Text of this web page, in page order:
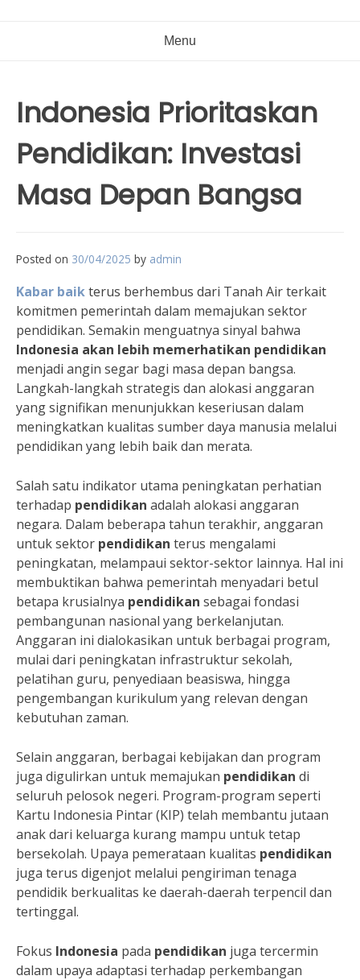
Menu
Indonesia Prioritaskan
Pendidikan: Investasi
Masa Depan Bangsa
Posted on 30/04/2025 by admin
Kabar baikterus berhembus dari Tanah Air terkait
komitmen pemerintah dalam memajukan sektor
pendidikan. Semakin menguatnya sinyal bahwa
Indonesia akan lebih memerhatikan pendidikan
menjadi angin segar bagi masa depan bangsa.
Langkah-langkah strategis dan alokasi anggaran
yang signifikan menunjukkan keseriusan dalam
meningkatkan kualitas sumber daya manusia melalui
pendidikan yang lebih baik dan merata.
Salah satu indikator utama peningkatan perhatian
terhadap pendidikan adalah alokasi anggaran
negara. Dalam beberapa tahun terakhir, anggaran
untuk sektor pendidikan terus mengalami
peningkatan, melampaui sektor-sektor lainnya. Hal ini
membuktikan bahwa pemerintah menyadari betul
betapa krusialnya pendidikan sebagai fondasi
pembangunan nasional yang berkelanjutan.
Anggaran ini dialokasikan untuk berbagai program,
mulai dari peningkatan infrastruktur sekolah,
pelatihan guru, penyediaan beasiswa, hingga
pengembangan kurikulum yang relevan dengan
kebutuhan zaman.
Selain anggaran, berbagai kebijakan dan program
juga digulirkan untuk memajukan pendidikan di
seluruh pelosok negeri. Program-program seperti
Kartu Indonesia Pintar (KIP) telah membantu jutaan
anak dari keluarga kurang mampu untuk tetap
bersekolah. Upaya pemerataan kualitas pendidikan
juga terus digenjot melalui pengiriman tenaga
pendidik berkualitas ke daerah-daerah terpencil dan
tertinggal.
Fokus Indonesia pada pendidikan juga tercermin
dalam upaya adaptasi terhadap perkembangan